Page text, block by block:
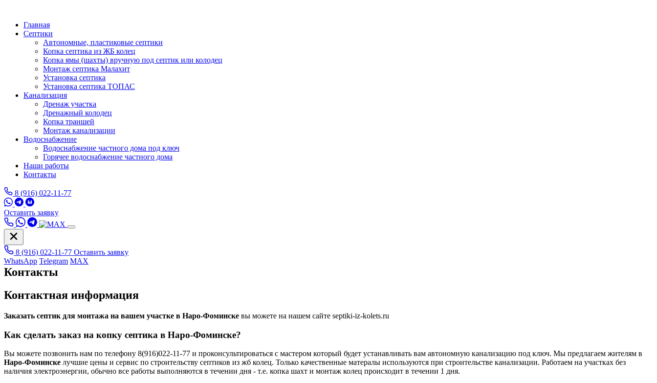
основному
содержанию
Главная
Септики
Автономные, пластиковые септики
Копка септика из ЖБ колец
Копка ямы (шахты) вручную под септик или колодец
Монтаж септика Малахит
Установка септика
Установка септика ТОПАС
Канализация
Дренаж участка
Дренажный колодец
Копка траншей
Монтаж канализации
Водоснабжение
Водоснабжение частного дома под ключ
Горячее водоснабжение частного дома
Наши работы
Контакты
8 (916) 022-11-77
Оставить заявку
8 (916) 022-11-77 Оставить заявку
WhatsApp Telegram MAX
Контакты
Контактная информация
Заказать септик для монтажа на вашем участке в Наро-Фоминске вы можете на нашем сайте septiki-iz-kolets.ru
Как сделать заказ на копку септика в Наро-Фоминске?
Вы можете позвонить нам по телефону 8(916)022-11-77 и проконсультироваться с мастером который будет устанавливать вам автономную канализацию под ключ. Мы предлагаем жителям в
Наро-Фоминске лучшие цены и сервис по строительству септиков из жб колец. Только качественные матералы используются при строительстве канализации. Работаем на участках без
наличия электроэнергии, обычно все работы выполняются в течении дня - т.е. копка шахт и монтаж колец происходит в течении 1 дня.